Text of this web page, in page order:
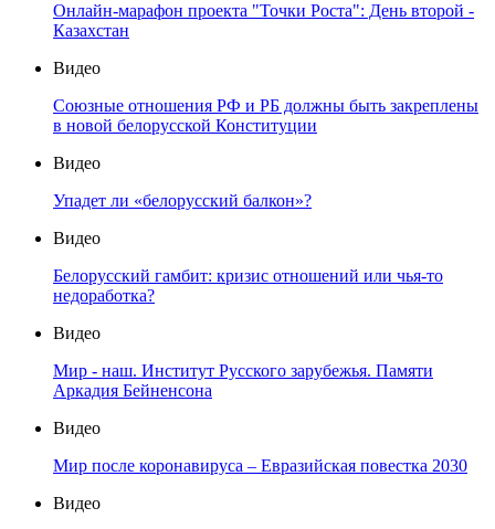
Онлайн-марафон проекта "Точки Роста": День второй -
Казахстан
Видео
Союзные отношения РФ и РБ должны быть закреплены
в новой белорусской Конституции
Видео
Упадет ли «белорусский балкон»?
Видео
Белорусский гамбит: кризис отношений или чья-то
недоработка?
Видео
Мир - наш. Институт Русского зарубежья. Памяти
Аркадия Бейненсона
Видео
Мир после коронавируса – Евразийская повестка 2030
Видео